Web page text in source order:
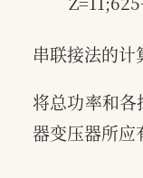
串联接法的计
将总功率和
器变压器所应